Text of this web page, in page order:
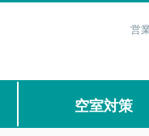
営
空室対策